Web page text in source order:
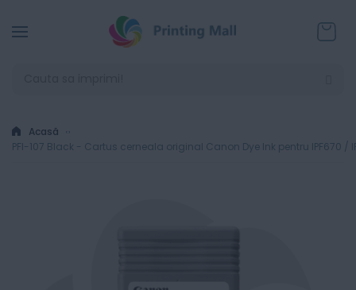
Acasă
PFI-107 Black - Cartus cerneala original Canon Dye Ink pentru IPF670 /